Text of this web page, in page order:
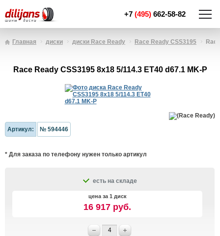
+7 (495) 662-58-82
Главная диски диски Race Ready Race Ready CSS3195
Race Ready CSS3195 8x18 5/114.3 ET40 d67.1 MK-P
Артикул: № 594446
* Для заказа по телефону нужен только артикул
есть на складе
цена за 1 диск
16 917 руб.